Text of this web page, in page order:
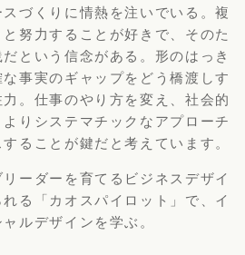
づくりに情熱を注いでいる。複
努力することが好きで、そのた
という信念がある。 形のはっき
事実のギャップをどう橋渡しす
。仕事のやり方を変え、社会的
りシステマチックなアプローチ
ることが鍵だと考えています。
ーダーを育てるビジネスデザイ
る「カオスパイロット」で、イ
ルデザインを学ぶ。